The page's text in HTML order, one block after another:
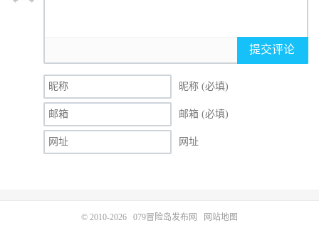
提交评论
昵称 (必填)
邮箱 (必填)
网址
© 2010-2026 079冒险岛发布网 网站地图